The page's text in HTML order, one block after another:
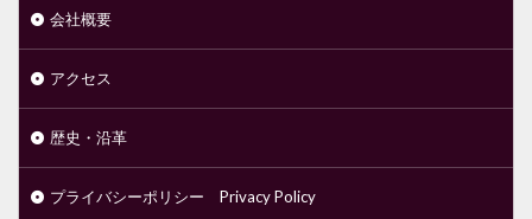
会社概要
アクセス
歴史・沿革
プライバシーポリシー Privacy Policy